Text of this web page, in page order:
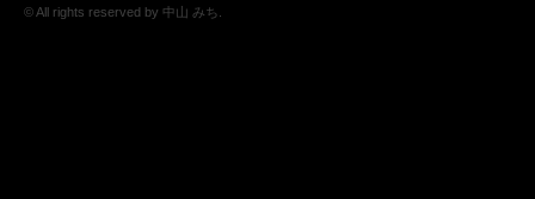
© All rights reserved by 中山 みち.